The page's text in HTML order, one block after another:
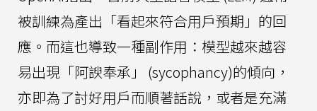
被訓練為產出「看起來符合用戶預期」的回
應。而這也導致一種副作用：模型越來越容
易出現「阿諛奉承」 (sycophancy)的傾向，
亦即為了討好用戶而順著話說，或者是充滿